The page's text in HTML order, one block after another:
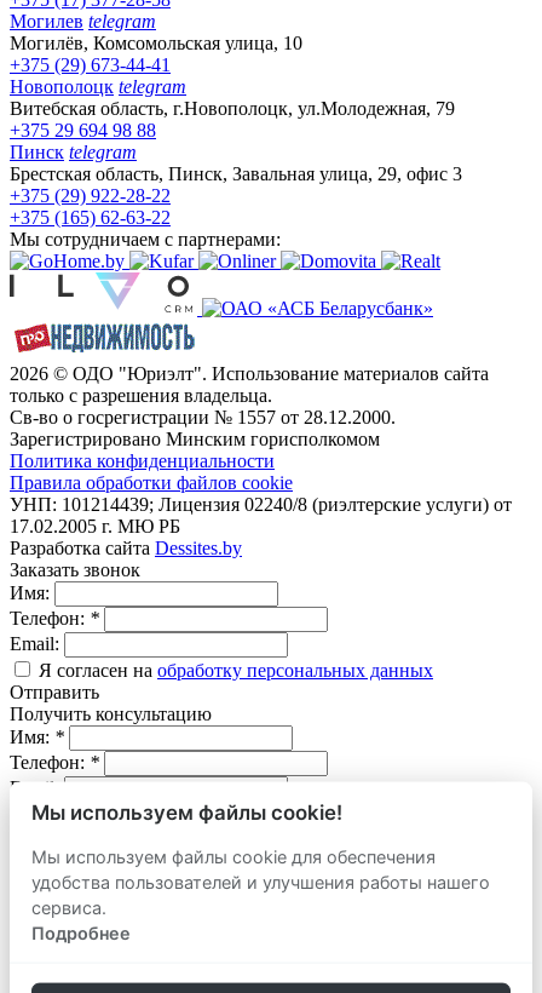
Могилев telegram
Могилёв, Комсомольская улица, 10
+375 (29) 673-44-41
Новополоцк telegram
Витебская область, г.Новополоцк, ул.Молодежная, 79
+375 29 694 98 88
Пинск telegram
Брестская область, Пинск, Завальная улица, 29, офис 3
+375 (29) 922-28-22
+375 (165) 62-63-22
Мы сотрудничаем с партнерами:
2026 © ОДО "Юриэлт". Использование материалов сайта
только с разрешения владельца.
Св-во о госрегистрации № 1557 от 28.12.2000.
Зарегистрировано Минским горисполкомом
Политика конфиденциальности
Правила обработки файлов cookie
УНП: 101214439; Лицензия 02240/8 (риэлтерские услуги) от
17.02.2005 г. МЮ РБ
Разработка сайта Dessites.by
Заказать звонок
Имя:
Телефон: *
Email:
Я согласен на обработку персональных данных
Отправить
Получить консультацию
Имя: *
Телефон: *
Email:
Я согласен наобработку персональных данных
Отправить
Оставить заявку
продать
Вид объекта:
Мы используем файлы cookie!
Мы используем файлы cookie для обеспечения
удобства пользователей и улучшения работы нашего
сервиса.
Подробнее